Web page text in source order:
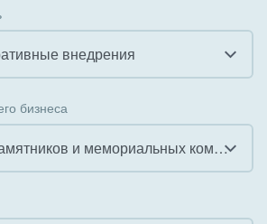
внедрения
бизнеса
Изготовление памятников и мемориальных комплексов